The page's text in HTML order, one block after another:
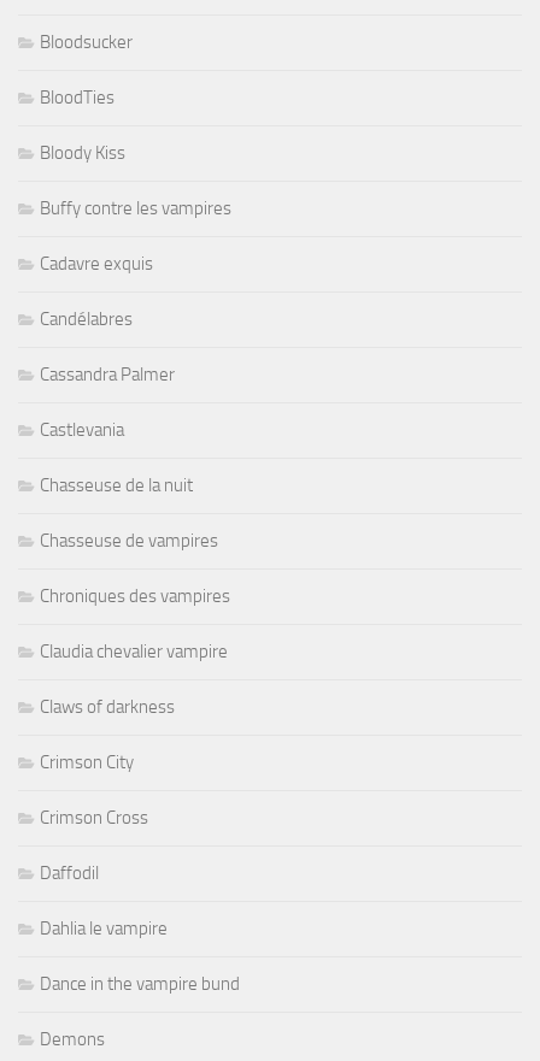
Bloodsucker
BloodTies
Bloody Kiss
Buffy contre les vampires
Cadavre exquis
Candélabres
Cassandra Palmer
Castlevania
Chasseuse de la nuit
Chasseuse de vampires
Chroniques des vampires
Claudia chevalier vampire
Claws of darkness
Crimson City
Crimson Cross
Daffodil
Dahlia le vampire
Dance in the vampire bund
Demons